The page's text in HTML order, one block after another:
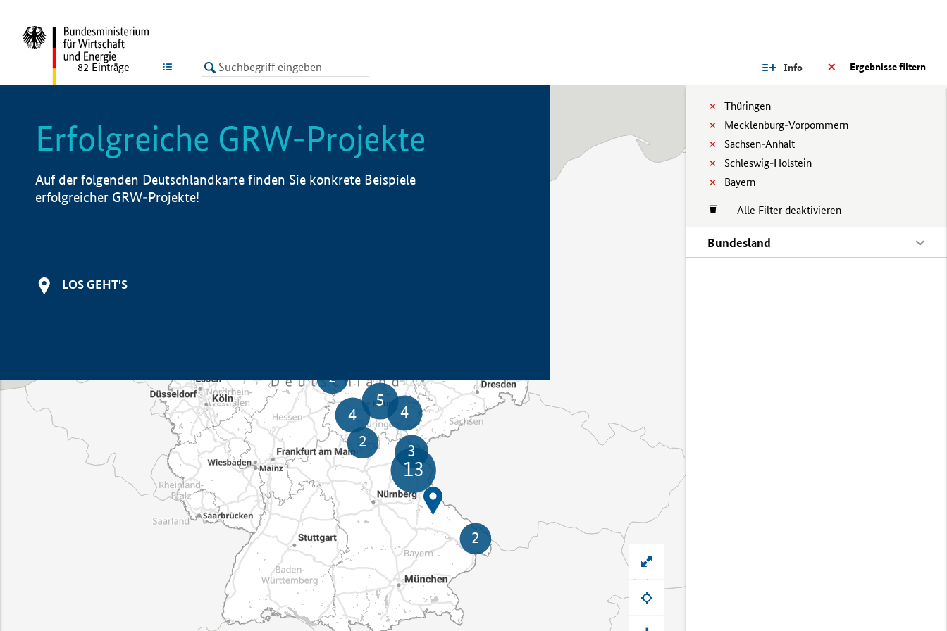
LISTE Ergebnisse filtern
Info
Thüringen
Mecklenburg-Vorpommern
Sachsen-Anhalt
Schleswig-Holstein
Bayern
Alle Filter deaktivieren
Bundesland
82 Einträge
Erfolgreiche GRW-Projekte
Auf der folgenden Deutschlandkarte finden Sie konkrete Beispiele
erfolgreicher GRW-Projekte!
LOS GEHT'S